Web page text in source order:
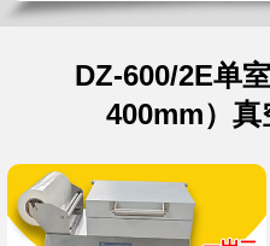
DZ-600/2E单
400mm）真